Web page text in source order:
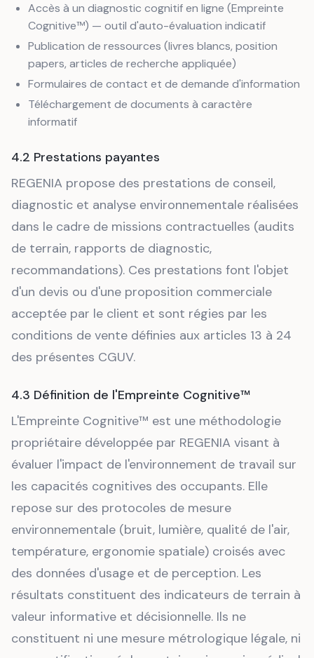
Accès à un diagnostic cognitif en ligne (Empreinte
Cognitive™) — outil d'auto-évaluation indicatif
Publication de ressources (livres blancs, position
papers, articles de recherche appliquée)
Formulaires de contact et de demande d'information
Téléchargement de documents à caractère
informatif
4.2 Prestations payantes
REGENIA propose des prestations de conseil,
diagnostic et analyse environnementale réalisées
dans le cadre de missions contractuelles (audits
de terrain, rapports de diagnostic,
recommandations). Ces prestations font l'objet
d'un devis ou d'une proposition commerciale
acceptée par le client et sont régies par les
conditions de vente définies aux articles 13 à 24
des présentes CGUV.
4.3 Définition de l'Empreinte Cognitive™
L'Empreinte Cognitive™ est une méthodologie
propriétaire développée par REGENIA visant à
évaluer l'impact de l'environnement de travail sur
les capacités cognitives des occupants. Elle
repose sur des protocoles de mesure
environnementale (bruit, lumière, qualité de l'air,
température, ergonomie spatiale) croisés avec
des données d'usage et de perception. Les
résultats constituent des indicateurs de terrain à
valeur informative et décisionnelle. Ils ne
constituent ni une mesure métrologique légale, ni